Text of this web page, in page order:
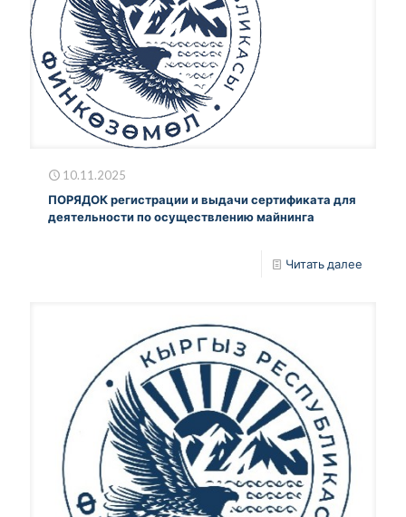
10.11.2025
ПОРЯДОК регистрации и выдачи сертификата для
деятельности по осуществлению майнинга
Читать далее